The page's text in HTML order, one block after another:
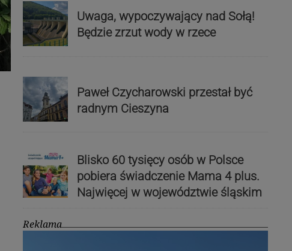
Uwaga, wypoczywający nad Sołą!
Będzie zrzut wody w rzece
Paweł Czycharowski przestał być
radnym Cieszyna
Blisko 60 tysięcy osób w Polsce
pobiera świadczenie Mama 4 plus.
Najwięcej w województwie śląskim
Reklama